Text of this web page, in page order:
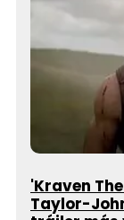
'Kraven
Taylor-